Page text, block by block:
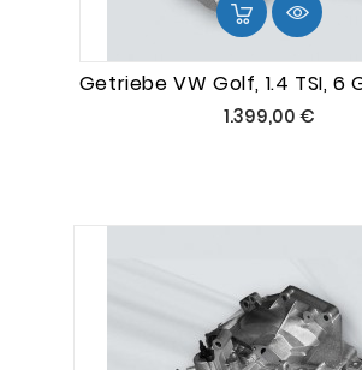
Getriebe VW Golf, 1.4 TSI, 6
1.399,00 €